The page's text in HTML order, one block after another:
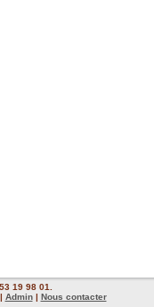
19 98 01.
Admin| Nous contacter